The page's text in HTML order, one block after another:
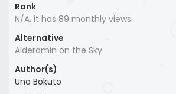
Rank
N/A, it has 89 monthly views
Alternative
Alderamin on the Sky
Author(s)
Uno Bokuto